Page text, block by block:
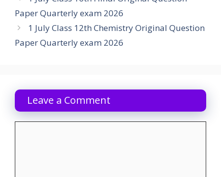
Paper Quarterly exam 2026
1 July Class 12th Chemistry Original Question
Paper Quarterly exam 2026
Leave a Comment